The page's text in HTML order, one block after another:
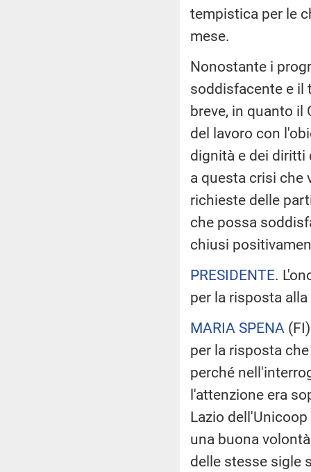
tempistica per le
mese.
Nonostante i
soddisfacente e il
breve, in quanto il
del lavoro con
dignità e dei diritti
a questa crisi che
richieste delle
che possa
chiusi
PRESIDENTE.
per la risposta
MARIA SPENA (FI
per la risposta
perché
l'attenzione era
Lazio
una buona
delle stesse sigle